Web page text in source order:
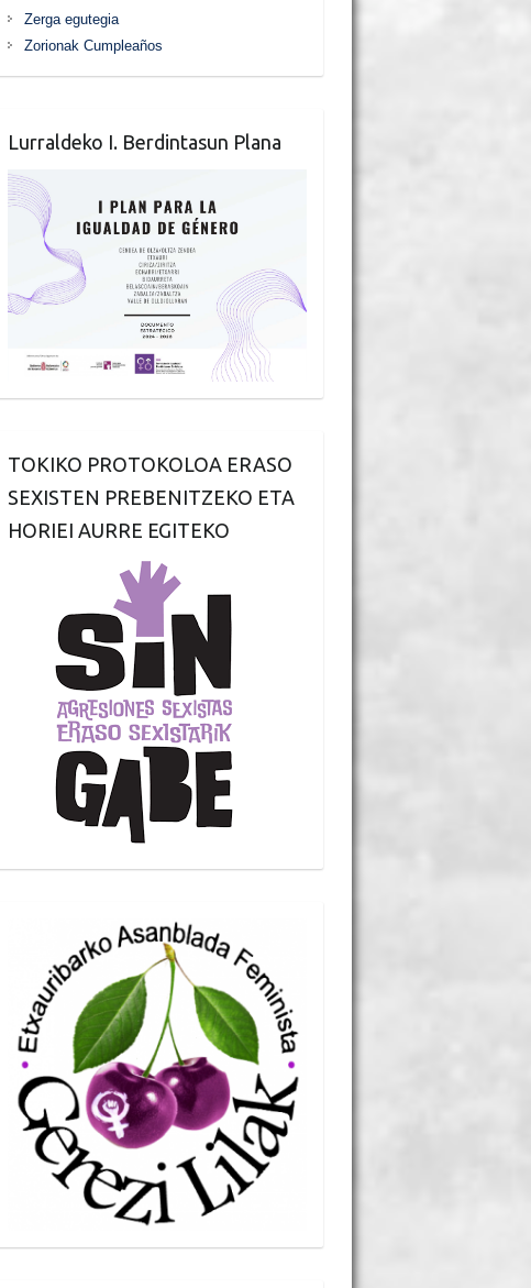
Zerga egutegia
Zorionak Cumpleaños
Lurraldeko I. Berdintasun Plana
TOKIKO PROTOKOLOA ERASO
SEXISTEN PREBENITZEKO ETA
HORIEI AURRE EGITEKO